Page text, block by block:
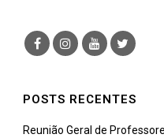
POSTS RECENTES
Reunião Geral de